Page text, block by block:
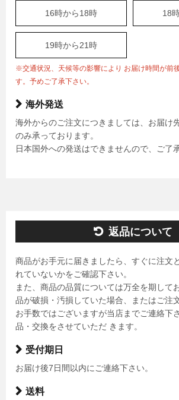
16時から18時 18
19時から21時
※交通状況、天候等の影響により お届け時間が前
す。予めご了承下さい。
海外発送
海外からのご注文につきましては、お届け
のみ承っております。
日本国外への発送はできませんので、ご了
返品について
商品がお手元に届きましたら、すぐに注文
れていないかをご確認下さい。
また、商品の品質については万全を期して
品が破損・汚損していた場合、またはご注
お手数ではございますが当店までご連絡下
品・交換をさせていただ きます。
受付期日
お届け後7日間以内にご連絡下さい。
送料